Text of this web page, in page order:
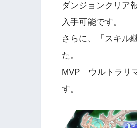
ダンジョンクリア
入手可能です。
さらに、「スキル
た。
MVP「ウルトラリ
す。